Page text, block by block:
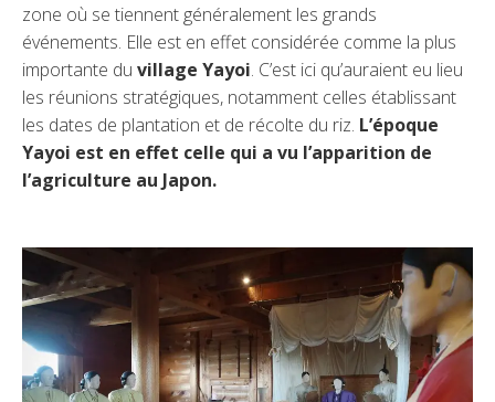
zone où se tiennent généralement les grands
événements. Elle est en effet considérée comme la plus
importante du village Yayoi. C’est ici qu’auraient eu lieu
les réunions stratégiques, notamment celles établissant
les dates de plantation et de récolte du riz. L’époque
Yayoi est en effet celle qui a vu l’apparition de
l’agriculture au Japon.